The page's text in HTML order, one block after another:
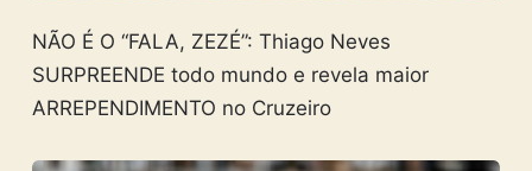
NÃO É O “FALA, ZEZÉ”: Thiago Neves
SURPREENDE todo mundo e revela maior
ARREPENDIMENTO no Cruzeiro